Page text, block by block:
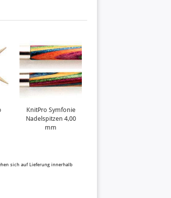
KnitPro Symfonie
Nadelspitzen 4,00
mm
sich auf Lieferung innerhalb